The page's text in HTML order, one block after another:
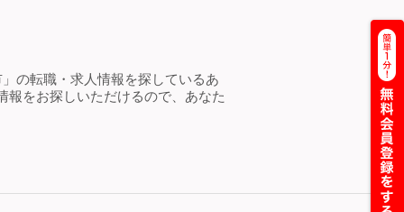
の転職・求人情報を探しているあ
報をお探しいただけるので、あなた